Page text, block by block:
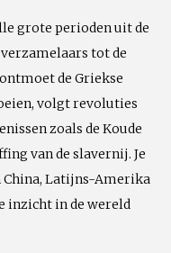
grote perioden uit de
tot de
de Griekse
volgt revoluties
zoals de Koude
van de slavernij. Je
China, Latijns-Amerika
inzicht in de wereld